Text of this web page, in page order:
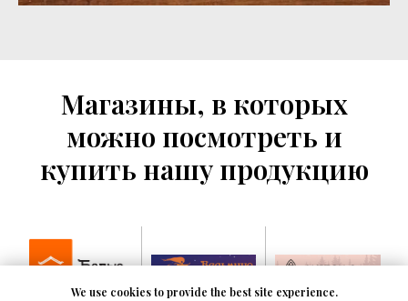
Магазины, в которых
можно посмотреть и
купить нашу продукцию
We use cookies to provide the best site experience.